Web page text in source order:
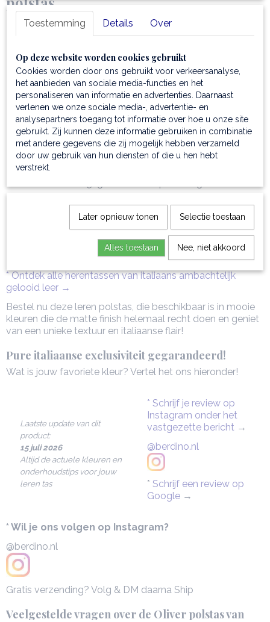
Unieke textuur
: duurzaam en plantaardig gelooid
italiaans mat volnerf leer voor een luxe vibe
Ruime constructie:
voldoende ruimte; 11 card-
pockets, 2 multifunctionele vakjes, een binnenritsvak,
een vak aan de voorzijde, vak aan de achterkant met
sluiting
Afmetingen:22 x 9 x 15 cm
Gewicht:0,56 kg
Rigide structuur:blijft perfect in vorm
Voering:sterke polyester voering
Greep
metalen push-lock
Inclusief stofzak:voor veilige opslag en bescherming
: graveren met initialen of naam is mogelijk,
waardoor de tas nóg persoonlijker wordt
* Ontdek alle herentassen van italiaans ambachtelijk
gelooid leer →
Bestel nu deze leren polstas, die beschikbaar is in mooie
kleuren die de matte finish helemaal recht doen en geniet
van een unieke textuur en italiaanse flair!
Pure italiaanse exclusiviteit gegarandeerd!
Wat is jouw favoriete kleur? Vertel het ons hieronder!
Laatste update van dit
product:
15 juli 2026
Altijd de actuele kleuren en
onderhoudstips voor jouw
leren tas
* Schrijf je review op
Instagram onder het
vastgezette bericht →
@berdino.nl
* Schrijf een review op
Google →
* Wil je ons volgen op Instagram?
@berdino.nl
Gratis verzending? Volg & DM daarna Ship
Veelgestelde vragen over de Oliver polstas van
Toestemming Details Over
Op deze website worden cookies gebruikt
Cookies worden door ons gebruikt voor verkeersanalyse,
het aanbieden van sociale media-functies en het
personaliseren van informatie en advertenties. Daarnaast
verlenen we onze sociale media-, advertentie- en
analysepartners toegang tot informatie over hoe u onze site
gebruikt. Zij kunnen deze informatie gebruiken in combinatie
met andere gegevens die zij mogelijk hebben verzameld
door uw gebruik van hun diensten of die u hen hebt
verstrekt.
Later opnieuw tonen Selectie toestaan
Alles toestaan Nee, niet akkoord